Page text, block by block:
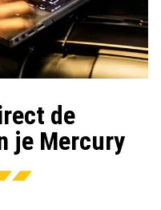
de
je Mercury